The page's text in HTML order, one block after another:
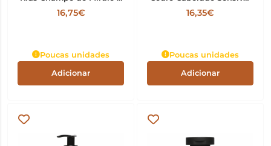
Mel 500ml
16,75€
Poucas unidades
Adicionar
250ml
16,35€
Poucas unidades
Adicionar